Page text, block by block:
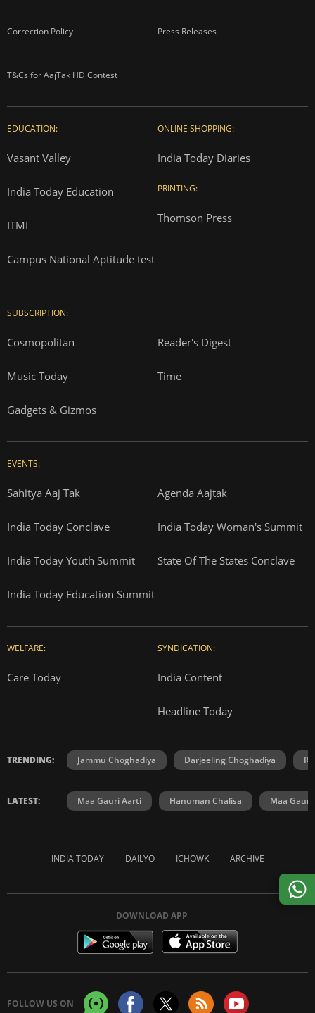
Correction Policy Press Releases
T&Cs for AajTak HD Contest
EDUCATION:
Vasant Valley
India Today Education
ITMI
Campus National Aptitude test
ONLINE SHOPPING:
India Today Diaries
PRINTING:
Thomson Press
SUBSCRIPTION:
Cosmopolitan Reader's Digest
Music Today Time
Gadgets & Gizmos
EVENTS:
Sahitya Aaj Tak Agenda Aajtak
India Today Conclave India Today Woman's Summit
India Today Youth Summit State Of The States Conclave
India Today Education Summit
WELFARE:
Care Today
SYNDICATION:
India Content
Headline Today
TRENDING: Jammu Choghadiya Darjeeling Choghadiya
LATEST: Maa Gauri Aarti Hanuman Chalisa Maa Gauri
INDIA TODAY DAILYO ICHOWK ARCHIVE
DOWNLOAD APP
FOLLOW US ON